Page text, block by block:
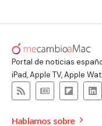
Portal de noticias
iPad, Apple TV, Apple
Hablamos sobre